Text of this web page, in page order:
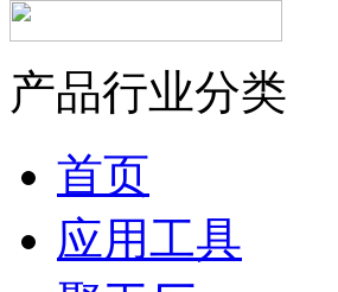
产品行业分类
首页
应用工具